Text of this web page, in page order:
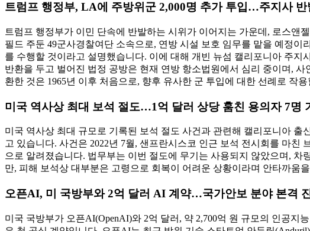
트럼프 행정부, LA에 주방위군 2,000명 추가 투입…주지사
트럼프 행정부가 이민 단속에 반발하는 시위가 이어지는 가운데, 로스앤
필드 주둔 49군사경찰여단 소속으로, 연방 시설 보호 임무를 맡을 예정
를 수행할 것이라고 설명했습니다. 이에 대해 개빈 뉴섬 캘리포니아 주
반환을 두고 벌어진 법정 공방은 현재 연방 항소법원에서 심리 중이며,
환한 것은 1965년 이후 처음으로, 향후 유사한 군 투입에 대한 선례로 작
미국 역사상 최대 보석 절도…1억 달러 상당 훔친 용의자 7명
미국 역사상 최대 규모로 기록된 보석 절도 사건과 관련해 캘리포니아
고 있습니다. 사건은 2022년 7월, 샌프란시스코 인근 보석 전시회를 마친
으로 알려졌습니다. 법무부는 이번 절도에 무기는 사용되지 않았으며,
만, 피해 보석상 대부분은 고령으로 회복이 어려운 상황이라며 안타까움
오픈AI, 미 국방부와 2억 달러 AI 계약…국가안보 분야 본격
미국 국방부가 오픈AI(OpenAI)와 2억 달러, 약 2,700억 원 규모의 인공